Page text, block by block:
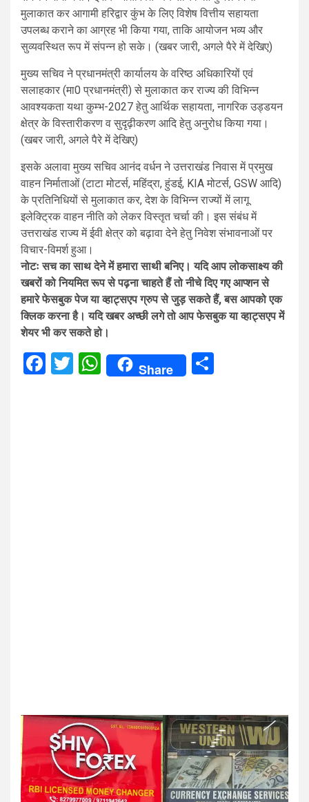
मुलाकात कर आगामी हरिद्वार कुंभ के लिए विशेष वित्तीय सहायता
उपलब्ध कराने का आग्रह भी किया गया, ताकि आयोजन भव्य और
सुव्यवस्थित रूप में संपन्न हो सके। (खबर जारी, अगले पैरे में देखिए)
मुख्य सचिव ने प्रधानमंत्री कार्यालय के वरिष्ठ अधिकारियों एवं
सलाहकार (मा0 प्रधानमंत्री) से मुलाकात कर राज्य की विभिन्न
आवश्यकता यथा कुम्भ-2027 हेतु आर्थिक सहायता, नागरिक उड्डयन
क्षेत्र के विस्तारीकरण व सुदृढ़ीकरण आदि हेतु अनुरोध किया गया।
(खबर जारी, अगले पैरे में देखिए)
इसके अलावा मुख्य सचिव आनंद वर्धन ने उत्तराखंड निवास में प्रमुख
वाहन निर्माताओं (टाटा मोटर्स, महिंद्रा, हुंडई, KIA मोटर्स, GSW आदि)
के प्रतिनिधियों से मुलाकात कर, देश के विभिन्न राज्यों में लागू
इलेक्ट्रिक वाहन नीति को लेकर विस्तृत चर्चा की। इस संबंध में
उत्तराखंड राज्य में ईवी क्षेत्र को बढ़ावा देने हेतु निवेश संभावनाओं पर
विचार-विमर्श हुआ।
नोटः सच का साथ देने में हमारा साथी बनिए। यदि आप लोकसाक्ष्य की
खबरों को नियमित रूप से पढ़ना चाहते हैं तो नीचे दिए गए आप्शन से
हमारे फेसबुक पेज या व्हाट्सएप ग्रुप से जुड़ सकते हैं, बस आपको एक
क्लिक करना है। यदि खबर अच्छी लगे तो आप फेसबुक या व्हाट्सएप में
शेयर भी कर सकते हो।
Facebook
Twitter
WhatsApp
Share